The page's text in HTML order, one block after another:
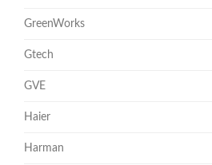
GreenWorks
Gtech
GVE
Haier
Harman